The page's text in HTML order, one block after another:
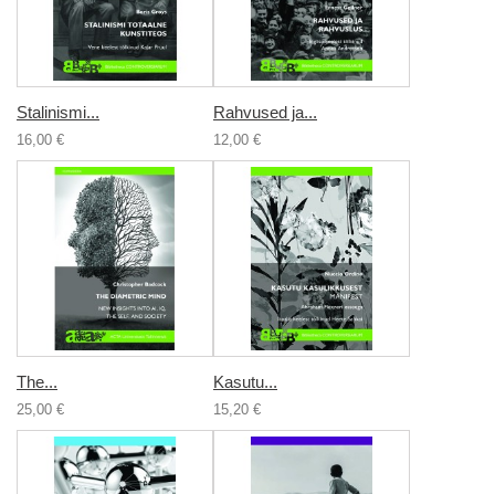
Stalinismi...
16,00 €
Rahvused ja...
12,00 €
The...
25,00 €
Kasutu...
15,20 €